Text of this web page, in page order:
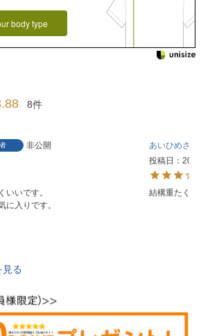
body type
8
非公開
いいです。
に入りです。
あいひめ
投稿日
結構重たく
る